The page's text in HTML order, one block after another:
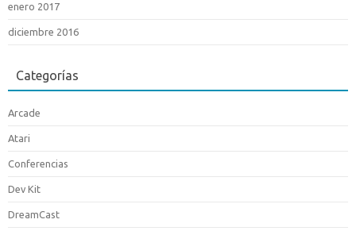
enero 2017
diciembre 2016
Categorías
Arcade
Atari
Conferencias
Dev Kit
DreamCast